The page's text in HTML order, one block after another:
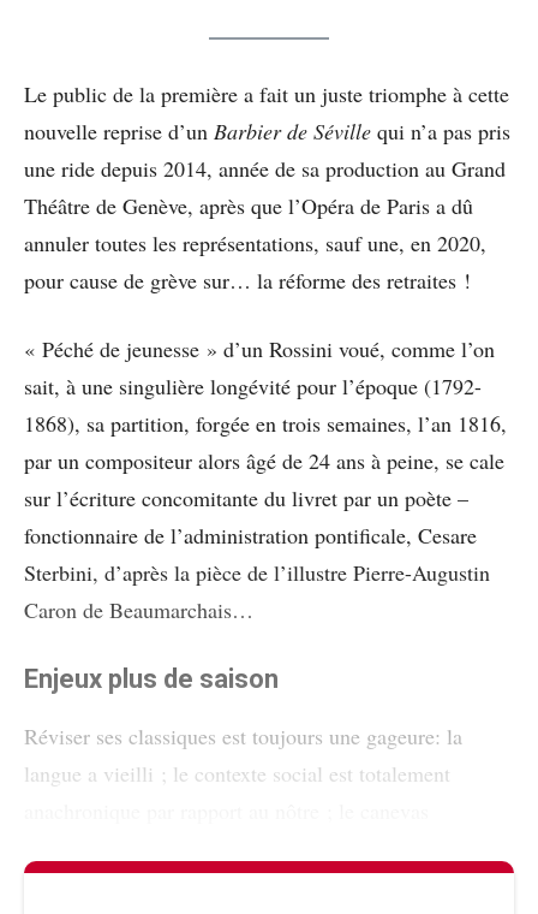
Le public de la première a fait un juste triomphe à cette
nouvelle reprise d’un Barbier de Séville qui n’a pas pris
une ride depuis 2014, année de sa production au Grand
Théâtre de Genève, après que l’Opéra de Paris a dû
annuler toutes les représentations, sauf une, en 2020,
pour cause de grève sur… la réforme des retraites !
« Péché de jeunesse » d’un Rossini voué, comme l’on
sait, à une singulière longévité pour l’époque (1792-
1868), sa partition, forgée en trois semaines, l’an 1816,
par un compositeur alors âgé de 24 ans à peine, se cale
sur l’écriture concomitante du livret par un poète –
fonctionnaire de l’administration pontificale, Cesare
Sterbini, d’après la pièce de l’illustre Pierre-Augustin
Caron de Beaumarchais…
Enjeux plus de saison
Réviser ses classiques est toujours une gageure: la
langue a vieilli ; le contexte social est totalement